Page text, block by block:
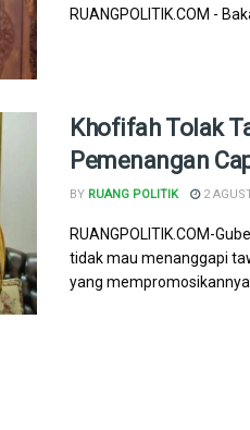
RUANGPOLITIK.COM -
Khofifah Tolak
Pemenangan
BY RUANG POLITIK 2
RUANGPOLITIK.COM-
tidak mau menanggapi
yang mempromosikannya